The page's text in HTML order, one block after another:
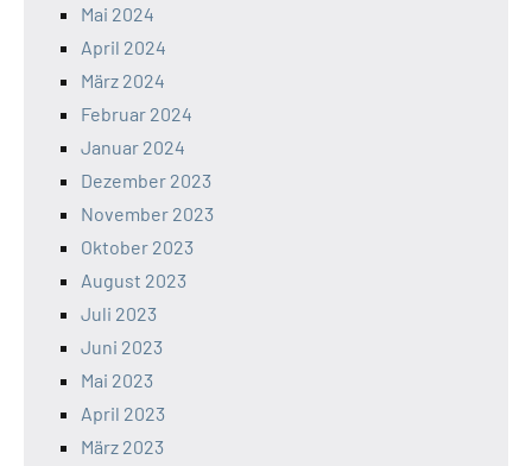
Mai 2024
April 2024
März 2024
Februar 2024
Januar 2024
Dezember 2023
November 2023
Oktober 2023
August 2023
Juli 2023
Juni 2023
Mai 2023
April 2023
März 2023